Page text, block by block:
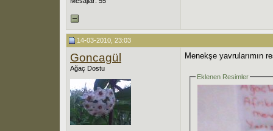
14-03-2010, 23:03
Goncagül
Ağaç Dostu
Menekşe yavrularımın
Eklenen Resimler